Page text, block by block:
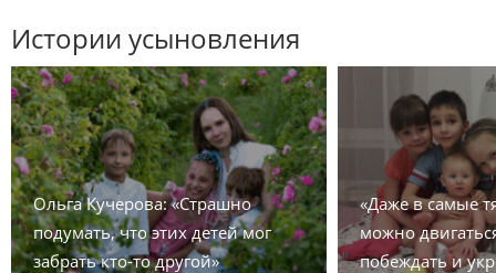
Истории усыновления
Ольга Кучерова: «Страшно
подумать, что этих детей мог
забрать кто-то другой»
«Даже в самые
можно
побеждать и